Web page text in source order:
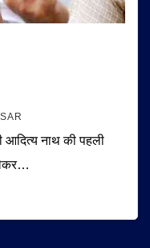
आदित्य नाथ की पहली
लेकर…